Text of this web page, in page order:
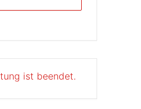
ist beendet.